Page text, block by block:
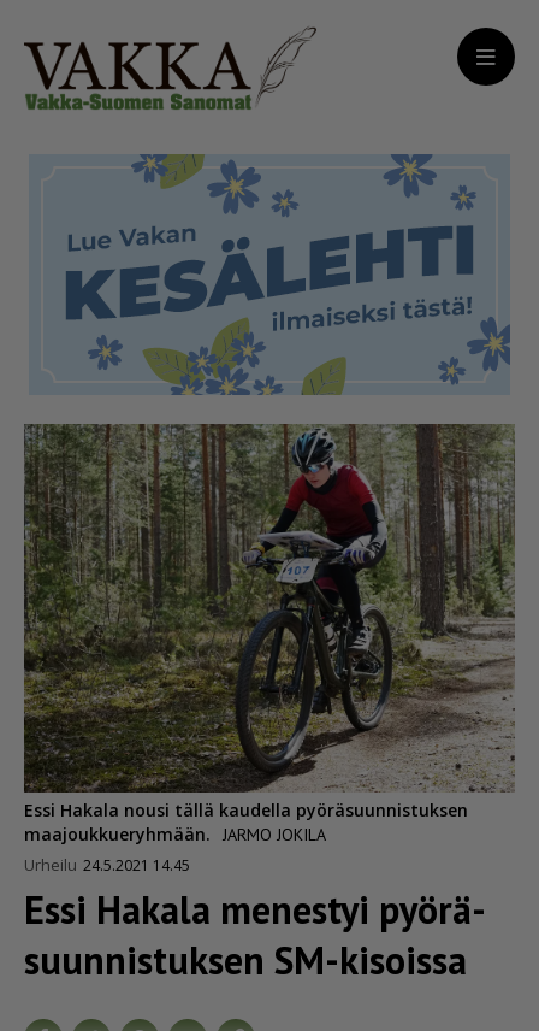
Essi Hakala nousi tällä kaudella pyöräsuunnistuksen
maajoukkueryhmään.
JARMO JOKILA
Urheilu 24.5.2021 14.45
Essi Hakala menestyi pyörä­
suun­nis­tuksen SM-kisoissa